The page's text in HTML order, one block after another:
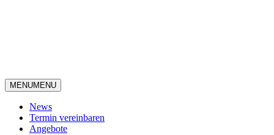
MENUMENU
News
Termin vereinbaren
Angebote